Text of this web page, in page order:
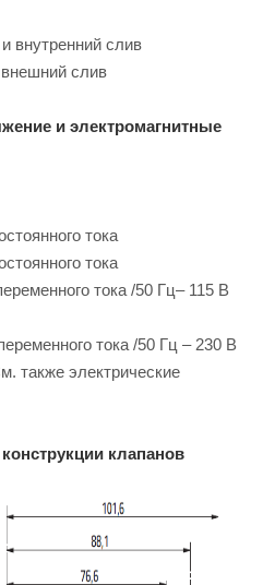
внутренний слив
слив
и электромагнитные
тока
тока
тока /50 Гц– 115 B
тока /50 Гц – 230 B
также электрические
клапанов